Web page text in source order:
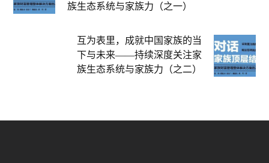
族生态系统与家族力（之一）
互为表里，成就中国家族的当
下与未来——持续深度关注家
族生态系统与家族力（之二）